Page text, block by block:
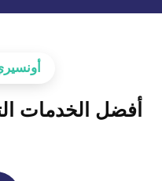
أفضل الخدمات